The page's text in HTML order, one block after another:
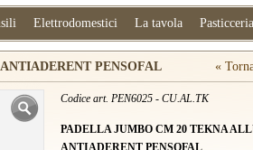
Elettrodomestici La tavola Pasticceria
PENSOFAL «
Codice art. PEN6025 - CU.AL.TK
PADELLA JUMBO CM 20 TEKNA
ANTIADERENT PENSOFAL